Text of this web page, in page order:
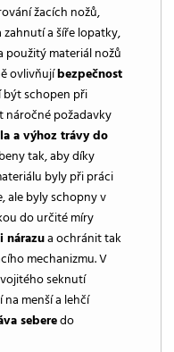
žacích nožů,
zahnutí a šíře lopatky,
použitý materiál nožů
ovlivňujíbezpečnost
být schopen při
požadavky
a výhoz trávy do
tak, aby díky
byly při práci
ale byly schopny v
do určité míry
nárazua ochránit tak
mechanizmu. V
seknutí
menší a lehčí
seberedo